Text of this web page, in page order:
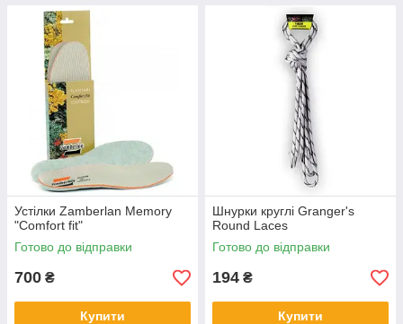
Устілки Zamberlan Memory
"Comfort fit"
Готово до відправки
700 ₴
Купити
Шнурки круглі Granger's
Round Laces
Готово до відправки
194 ₴
Купити